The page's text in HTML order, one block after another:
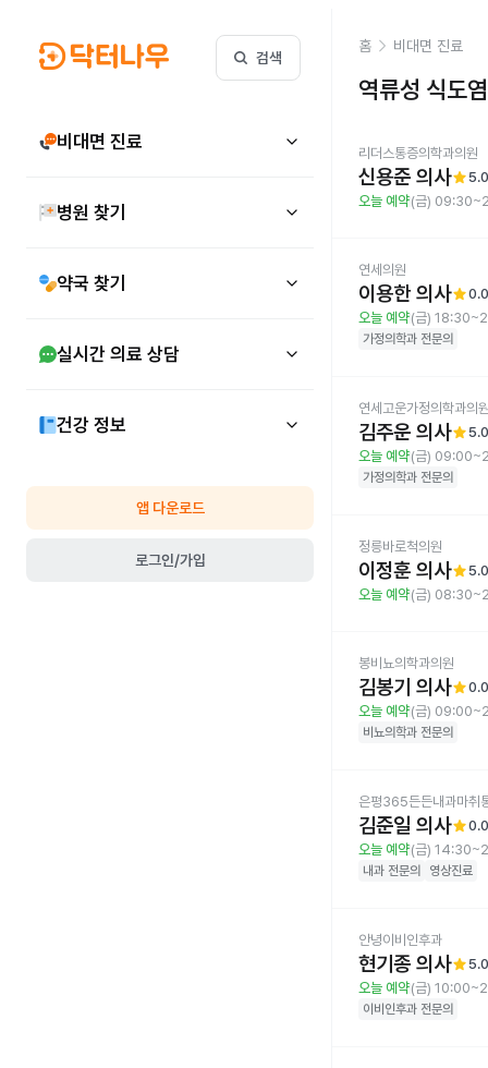
검색
비대면 진료
병원 찾기
약국 찾기
실시간 의료 상담
건강 정보
앱 다운로드
로그인/가입
홈 비대면 진료
역류성 식도염
리더스통증의학과의원
신용준 의사star5.0
오늘 예약(금)
연세의원
이용한 의사star0.0
오늘 예약(금)
가정의학과 전문의
연세고운가정의학과의
김주운 의사star5.0
오늘 예약(금)
가정의학과 전문의
정릉바로척의원
이정훈 의사star5.0
오늘 예약(금)
봉비뇨의학과의원
김봉기 의사star0.0
오늘 예약(금)
비뇨의학과 전문의
은평365든든내과마취
김준일 의사star0.0
오늘 예약(금)
내과 전문의 영상진료
안녕이비인후과
현기종 의사star5.0
오늘 예약(금)
이비인후과 전문의